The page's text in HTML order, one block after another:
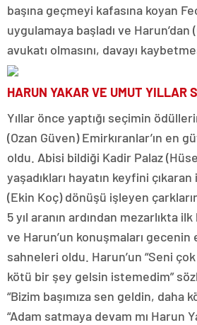
başına geçmeyi kafasına koyan
uygulamaya başladı ve Harun’dan
avukatı olmasını, davayı
HARUN YAKAR VE UMUT YILLAR
Yıllar önce yaptığı seçimin
(Ozan Güven) Emirkıranlar’ın en
oldu. Abisi bildiği Kadir Palaz
yaşadıkları hayatın keyfini
(Ekin Koç) dönüşü işleyen
5 yıl aranın ardından mezarlıkta
ve Harun’un konuşmaları
sahneleri oldu. Harun’un “Seni
kötü bir şey gelsin istemedim”
“Bizim başımıza sen geldin, daha
“Adam satmaya devam mı Harun